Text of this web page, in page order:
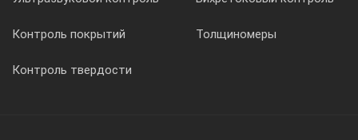
Контроль покрытий Толщиномеры
Контроль твердости